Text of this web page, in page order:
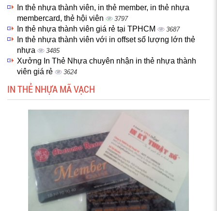
In thẻ nhựa thành viên, in thẻ member, in thẻ nhựa
membercard, thẻ hội viên
3797
In thẻ nhựa thành viên giá rẻ tại TPHCM 3687
In thẻ nhựa thành viên với in offset số lượng lớn thẻ
nhựa
3485
Xưởng In Thẻ Nhựa chuyên nhận in thẻ nhựa thành
viên giá rẻ
3624
IN THẺ NHỰA MÃ VẠCH